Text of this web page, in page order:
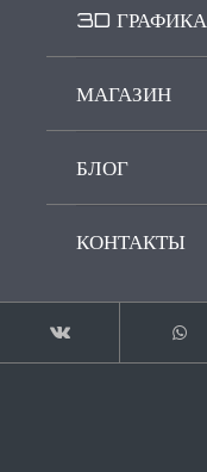
3D ГРАФИКА
МАГАЗИН
БЛОГ
КОНТАКТЫ